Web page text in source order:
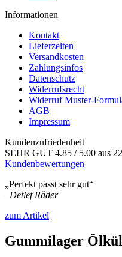
Informationen
Kontakt
Lieferzeiten
Versandkosten
Zahlungsinfos
Datenschutz
Widerrufsrecht
Widerruf Muster-
AGB
Impressum
Kundenzufriedenheit
SEHR GUT 4.85 / 5.00 aus
Kundenbewertungen
„Perfekt passt sehr gut“
–Detlef Räder
zum Artikel
Gummilager